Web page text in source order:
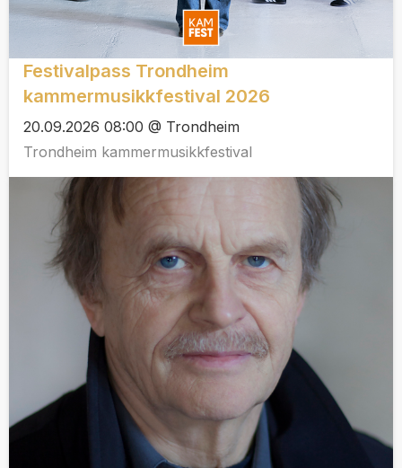
Festivalpass Trondheim
kammermusikkfestival 2026
20.09.2026 08:00 @ Trondheim
Trondheim kammermusikkfestival